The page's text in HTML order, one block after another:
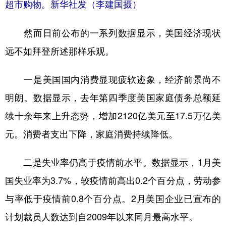
超市购物。新华社发（李建国摄）
然而日前公布的一系列数据显示，美国经济现状
远不如拜登所述那样乐观。
一是美国国内消费显现疲软迹象，经济前景尚不
明朗。数据显示，去年第四季度美国家庭债务总额延
续十余年来上升态势，增加2120亿美元至17.5万亿美
元。消费者支出下降，家庭消费持续降低。
二是失业率仍高于疫情前水平。数据显示，1月美
国失业率为3.7%，较疫情前高出0.2个百分点，劳动参
与率低于疫情前0.8个百分点。2月美国企业已宣布的
计划裁员人数达到自2009年以来同月最高水平。